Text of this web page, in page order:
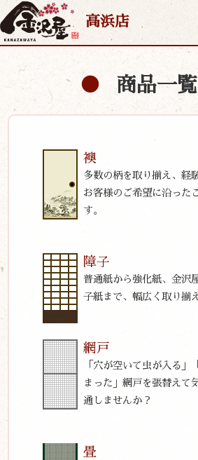
高浜店
商品一覧
襖
多数の柄を取り揃え、経
お客様のご希望に沿った
す。
障子
普通紙から強化紙、金沢
子紙まで、幅広く取り揃
網戸
「穴が空いて虫が入る」
まった」網戸を張替えて
通しませんか？
畳